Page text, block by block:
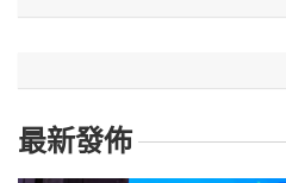
最新發佈